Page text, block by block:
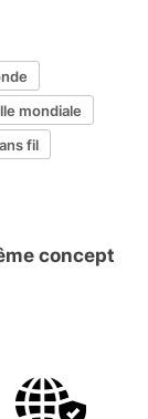
mondiale
fil
concept